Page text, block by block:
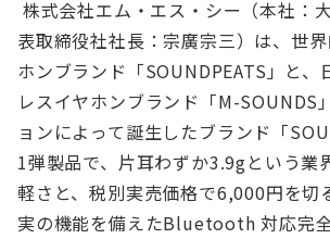
株式会社エム・エス・シー（本社：
表取締役社社長：宗廣宗三）は、世
ホンブランド「SOUNDPEATS」と、
レスイヤホンブランド「M-SOUNDS
ョンによって誕生したブランド「
1弾製品で、片耳わずか3.9gという業
軽さと、税別実売価格で6,000円を切
実の機能を備えたBluetooth 対応完